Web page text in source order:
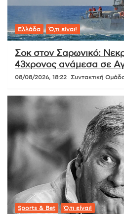
Ελλάδα Ό,τι είναι!
Σοκ στον Σαρωνικό:
43χρονος ανάμεσα σε
08/08/2026, 18:22 Συντακτική
Sports & Bet Ό,τι είναι!